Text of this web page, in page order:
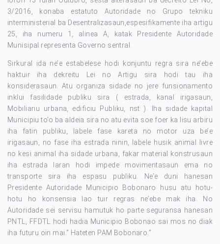
3/2016, konaba estatuto Autoridade no Grupo tekniku
interministerial ba Desentralizasaun,espesifikamente iha artigu
25, iha numeru 1, alinea A, katak Presidente Autoridade
Munisipal representa Governo sentral.
Sirkural ida ne’e estabelese hodi konjuntu regra sira ne’ebe
haktuir iha dekreitu Lei no Artigu sira hodi tau iha
konsiderasaun. Atu organiza sidade no jere funsionamento
inklui fasilidade publiku sira ( estrada, kanal irigasaun,
Mobiliariu urbana, edificiu Publiku, nst ). Iha sidade kapital
Municipiu to’o ba aldeia sira no atu evita soe foer ka lisu arbiru
iha fatin publiku, labele fase kareta no motor uza be’e
irigasaun, no fase iha estrada ninin, labele husik animal livre
no kesi animal iha sidade urbana, fakar material konstrusaun
iha estrada laran hodi impede movimentasaun ema no
transporte sira iha espasu publiku. Ne’e duni hanesan
Presidente Autoridade Municipio Bobonaro husu atu hotu-
hotu ho konsensia lao tuir regras ne’ebe mak iha. No
Autoridade sei servisu hamutuk ho parte seguransa hanesan
PNTL, FFDTL hodi hadia Municipio Bobonao sai mos no diak
iha futuru oin mai.” Hateten PAM Bobonaro.”